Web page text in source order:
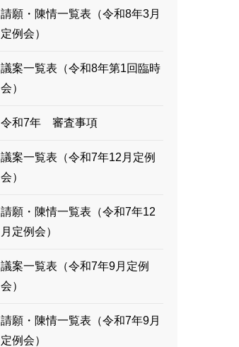
請願・陳情一覧表（令和8年3月
定例会）
議案一覧表（令和8年第1回臨時
会）
令和7年 審査事項
議案一覧表（令和7年12月定例
会）
請願・陳情一覧表（令和7年12
月定例会）
議案一覧表（令和7年9月定例
会）
請願・陳情一覧表（令和7年9月
定例会）